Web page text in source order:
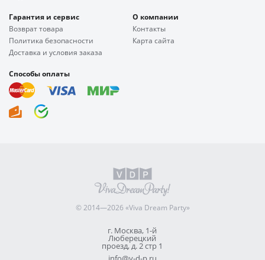
Гарантия и сервис
Возврат товара
Политика безопасности
Доставка и условия заказа
О компании
Контакты
Карта сайта
Способы оплаты
© 2014—2026 «Viva Dream Party»
г. Москва, 1-й
Люберецкий
проезд, д. 2 стр 1